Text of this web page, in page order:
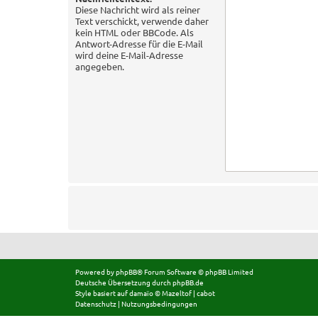
Diese Nachricht wird als reiner
Text verschickt, verwende daher
kein HTML oder BBCode. Als
Antwort-Adresse für die E-Mail
wird deine E-Mail-Adresse
angegeben.
Powered byphpBB® Forum Software © phpBB Limited
Deutsche Übersetzung durch phpBB.de
Style basiert aufdamaïo ©Mazeltof | cabot
Datenschutz | Nutzungsbedingungen